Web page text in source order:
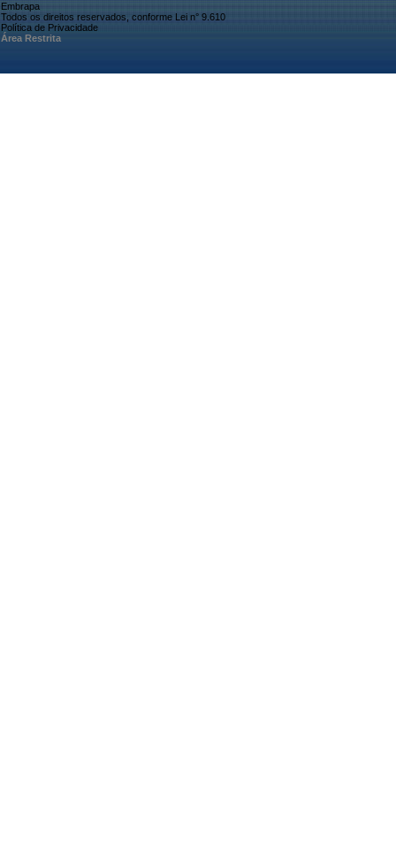
Embrapa
Todos os direitos reservados, conforme Lei n° 9.610
Política de Privacidade
Área Restrita